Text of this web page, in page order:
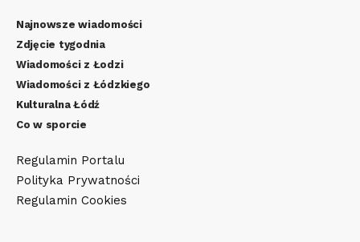
Najnowsze wiadomości
Zdjęcie tygodnia
Wiadomości z Łodzi
Wiadomości z Łódzkiego
Kulturalna Łódź
Co w sporcie
Regulamin Portalu
Polityka Prywatności
Regulamin Cookies